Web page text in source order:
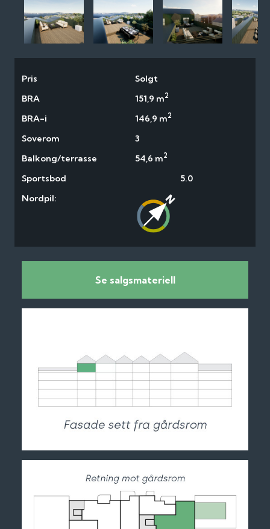
Pris
Solgt
BRA
151,9 m2
BRA-i 146,9 m2
Soverom
3
Balkong/terrasse
54,6 m2
Sportsbod
5.0
Nordpil:
Se salgsmateriell